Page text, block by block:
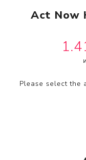
Act Now
Please select the